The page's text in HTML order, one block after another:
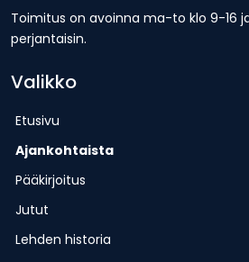
Toimitus on avoinna ma-to klo 9-16
perjantaisin.
Valikko
Etusivu
Ajankohtaista
Pääkirjoitus
Jutut
Lehden historia